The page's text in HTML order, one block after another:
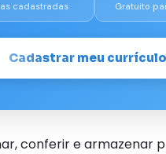
cadastradas Gratuito
Cadastrar meu currículo
conferir e armazenar